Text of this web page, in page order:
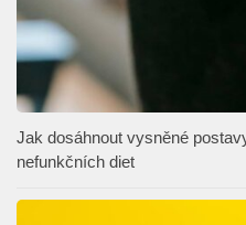
Jak dosáhnout vysněné
nefunkčních diet